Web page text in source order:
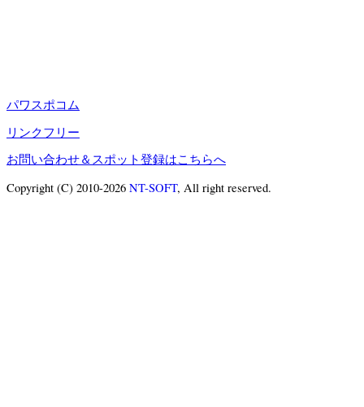
パワスポコム
リンクフリー
お問い合わせ＆スポット登録はこちらへ
Copyright (C) 2010-2026 NT-SOFT, All right reserved.